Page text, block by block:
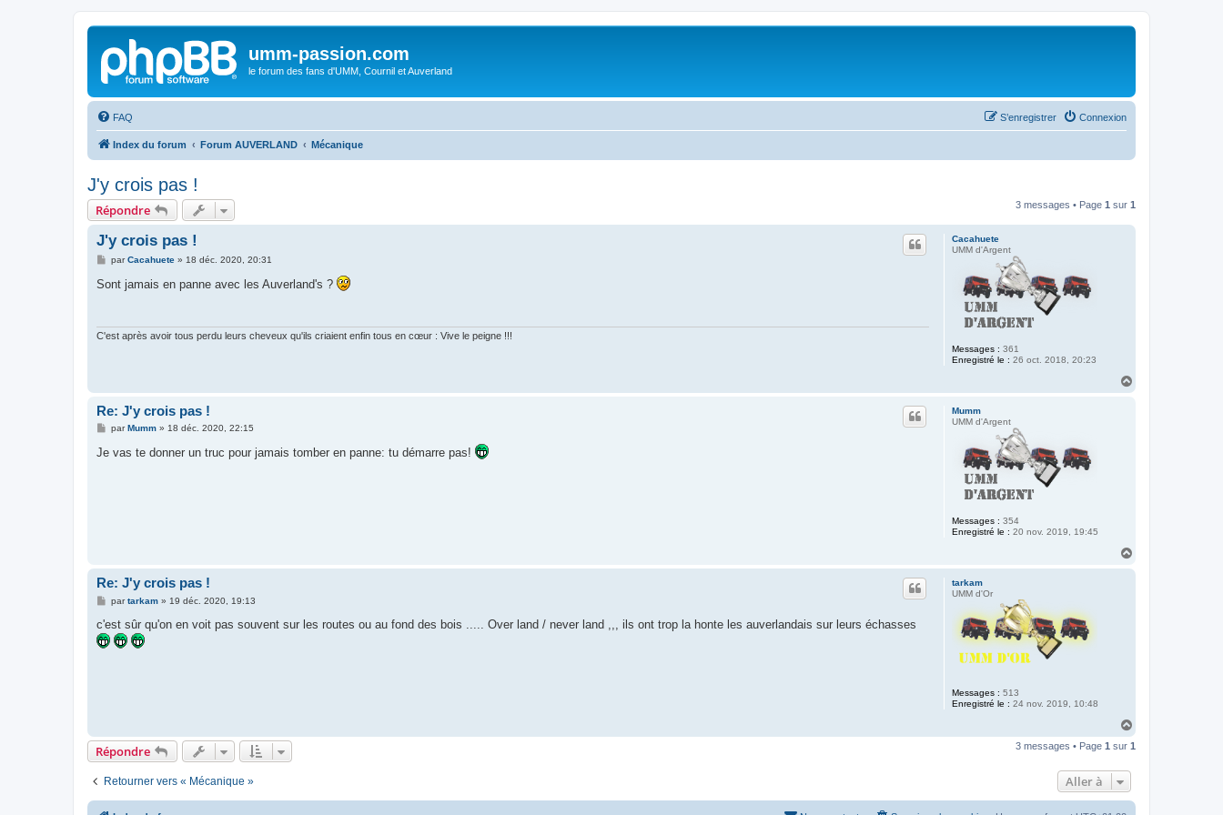
umm-passion.com
le forum des fans d'UMM, Cournil et Auverland
FAQ Connexion
S’enregistrer
Index du forum Forum AUVERLAND Mécanique
J'y crois pas !
Répondre 3 messages • Page 1 sur 1
Cacahuete
UMM d'Argent
Messages : 361
Enregistré le : 26 oct. 2018, 20:23
J'y crois pas !
M
s
s
parCacahuete» 18 déc. 2020, 20:31
Sont jamais en panne avec les Auverland's ?
C'est après avoir tous perdu leurs cheveux qu'ils criaient enfin tous en cœur : Vive le peigne !!!
Mumm
UMM d'Argent
Messages : 354
Enregistré le : 20 nov. 2019, 19:45
Re: J'y crois pas !
M
s
s
parMumm» 18 déc. 2020, 22:15
Je vas te donner un truc pour jamais tomber en panne: tu démarre pas!
tarkam
UMM d'Or
Messages : 513
Enregistré le : 24 nov. 2019, 10:48
Re: J'y crois pas !
M
s
s
a
partarkam» 19 déc. 2020, 19:13
c'est sûr qu'on en voit pas souvent sur les routes ou au fond des bois ..... Over land / never land ,,, ils ont trop la honte les auverlandais sur leurs échasses
u
Répondre 3 messages • Page 1 sur 1
Retourner vers « Mécanique » Aller à